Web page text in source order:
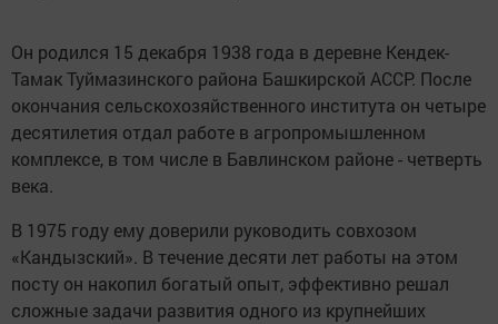
Он родился 15 декабря 1938 года в деревне Кендек-
Тамак Туймазинского района Башкирской АССР. После
окончания сельскохозяйственного института он четыре
десятилетия отдал работе в агропромышленном
комплексе, в том числе в Бавлинском районе - четверть
века.
В 1975 году ему доверили руководить совхозом
«Кандызский». В течение десяти лет работы на этом
посту он накопил богатый опыт, эффективно решал
сложные задачи развития одного из крупнейших